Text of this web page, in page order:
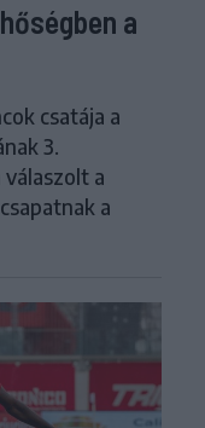
a
csatája a
3.
válaszolt a
a